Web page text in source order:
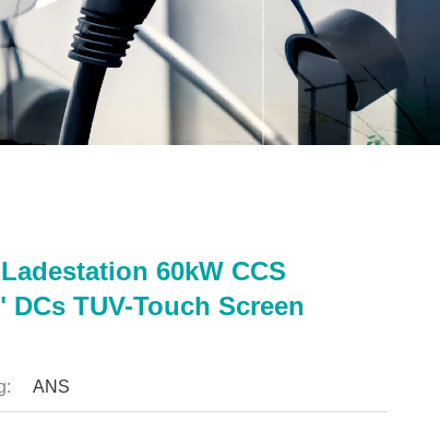
60kW CCS
DCs TUV-Touch Screen
ANS